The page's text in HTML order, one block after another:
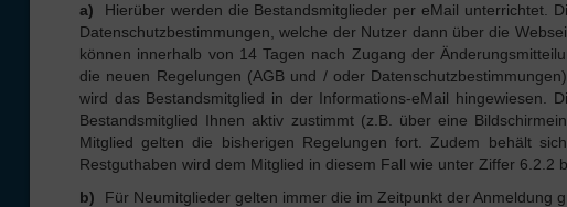
a)
Hierüber werden die Bestandsmitglieder per eMail unterrichtet.
Datenschutzbestimmungen, welche der Nutzer dann über die
können innerhalb von 14 Tagen nach Zugang der
die neuen Regelungen (AGB und / oder
wird das Bestandsmitglied in der Informations-eMail hingewiesen.
Bestandsmitglied Ihnen aktiv zustimmt (z.B. über eine
Mitglied gelten die bisherigen Regelungen fort. Zudem behält
Restguthaben wird dem Mitglied in diesem Fall wie unter Ziffer 6.2.2
b)
Für Neumitglieder gelten immer die im Zeitpunkt der Anmeldung